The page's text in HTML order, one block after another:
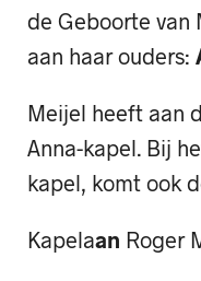
de Geboorte van
aan haar ouders:
Meijel heeft aan
Anna-kapel. Bij
kapel, komt ook
Kapelaan Roger